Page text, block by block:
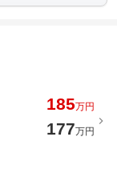
185万円
177万円